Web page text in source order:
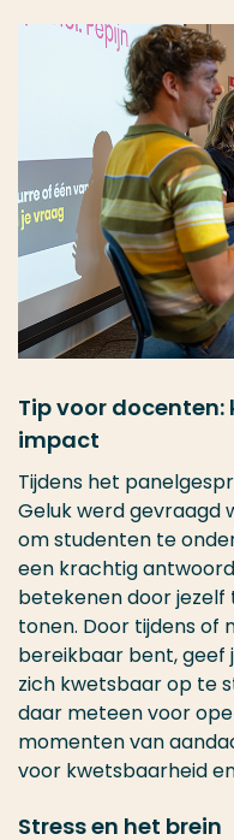
Tip voor
impact
Tijdens het
Geluk werd gevraagd
om studenten te
een krachtig
betekenen door
tonen. Door tijdens of
bereikbaar bent, geef
zich kwetsbaar op te
daar meteen voor
momenten van
voor kwetsbaarheid
Stress en het brein